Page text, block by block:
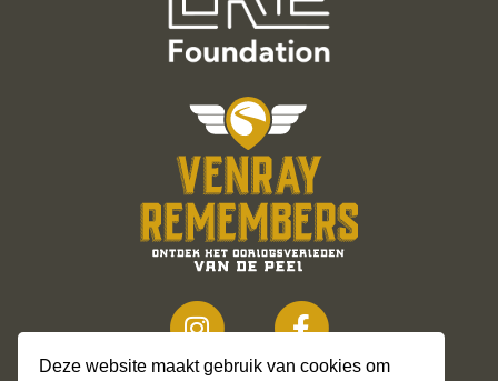
Deze website maakt gebruik van cookies om